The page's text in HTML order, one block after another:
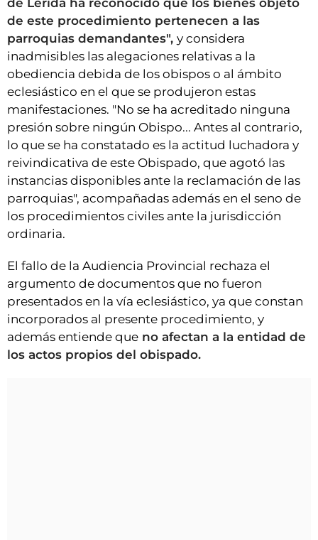
de este procedimiento pertenecen a las
parroquias demandantes", y considera
inadmisibles las alegaciones relativas a la
obediencia debida de los obispos o al ámbito
eclesiástico en el que se produjeron estas
manifestaciones. "No se ha acreditado ninguna
presión sobre ningún Obispo... Antes al contrario,
lo que se ha constatado es la actitud luchadora y
reivindicativa de este Obispado, que agotó las
instancias disponibles ante la reclamación de las
parroquias", acompañadas además en el seno de
los procedimientos civiles ante la jurisdicción
ordinaria.
El fallo de la Audiencia Provincial rechaza el
argumento de documentos que no fueron
presentados en la vía eclesiástico, ya que constan
incorporados al presente procedimiento, y
además entiende que no afectan a la entidad de
los actos propios del obispado.